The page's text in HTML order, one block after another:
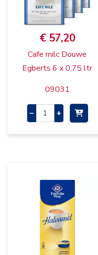
€ 57,20
Cafe milc Douwe
Egberts 6 x 0,75 ltr
09031
– +